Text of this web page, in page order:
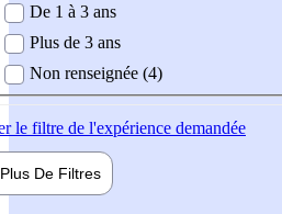
De 1 à 3 ans
Plus de 3 ans
Non renseignée (4)
le filtre de l'expérience demandée
Plus De Filtres